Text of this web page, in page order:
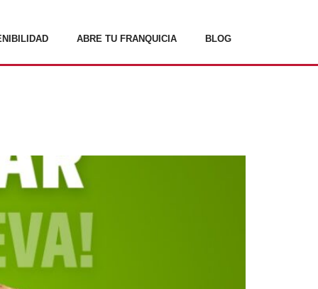
ABRE TU FRANQUICIA BLOG